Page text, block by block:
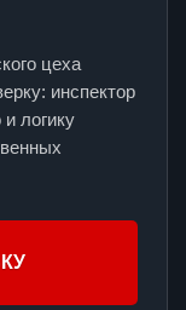
цеха
инспектор
логику